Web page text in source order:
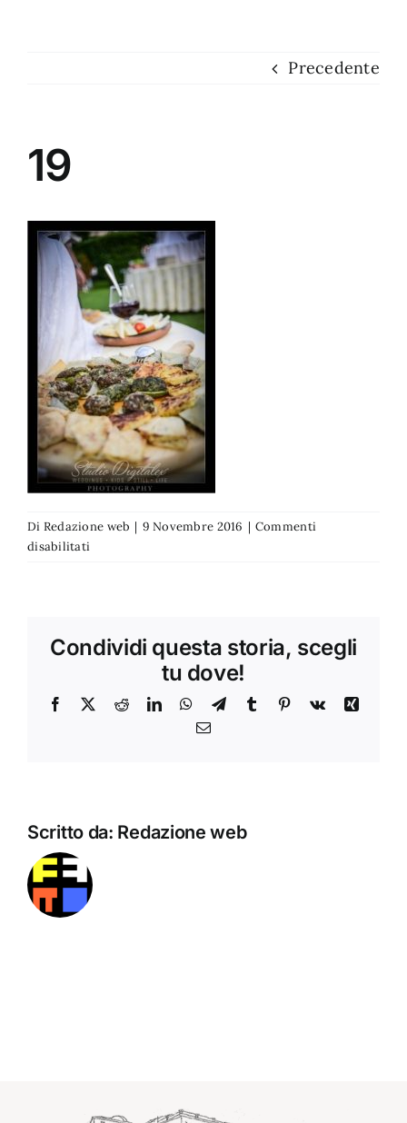
Precedente
19
Di Redazione web | 9 Novembre 2016 | Commenti
disabilitati
Condividi questa storia, scegli
tu dove!
Facebook RedditLinkedInWhatsApp
TelegramTumblr Pinterest
Vk
Xing
Email
Scritto da: Redazione web